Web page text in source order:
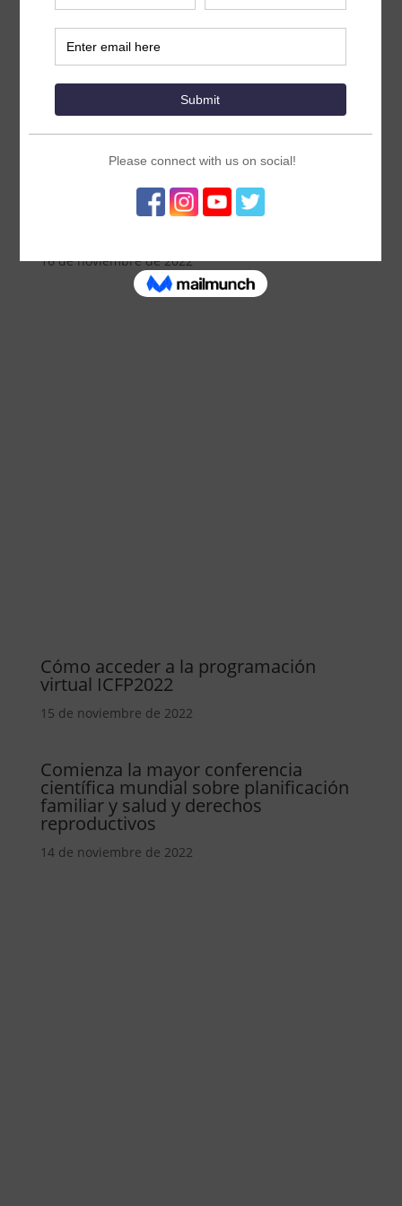
Trailblazer Noticias: Lo más destacado
16 de noviembre de 2022
Cómo acceder a la programación
virtual ICFP2022
15 de noviembre de 2022
Comienza la mayor conferencia
científica mundial sobre planificación
familiar y salud y derechos
reproductivos
14 de noviembre de 2022